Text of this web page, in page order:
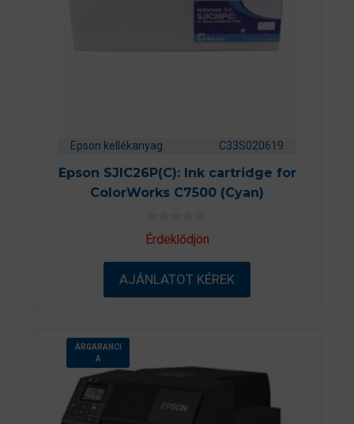
Epson kellékanyag C33S020619
Epson SJIC26P(C): Ink cartridge for
ColorWorks C7500 (Cyan)
0
a
-
ő
Érdeklődjön
AJÁNLATOT KÉREK
ÁRGARANCI
A